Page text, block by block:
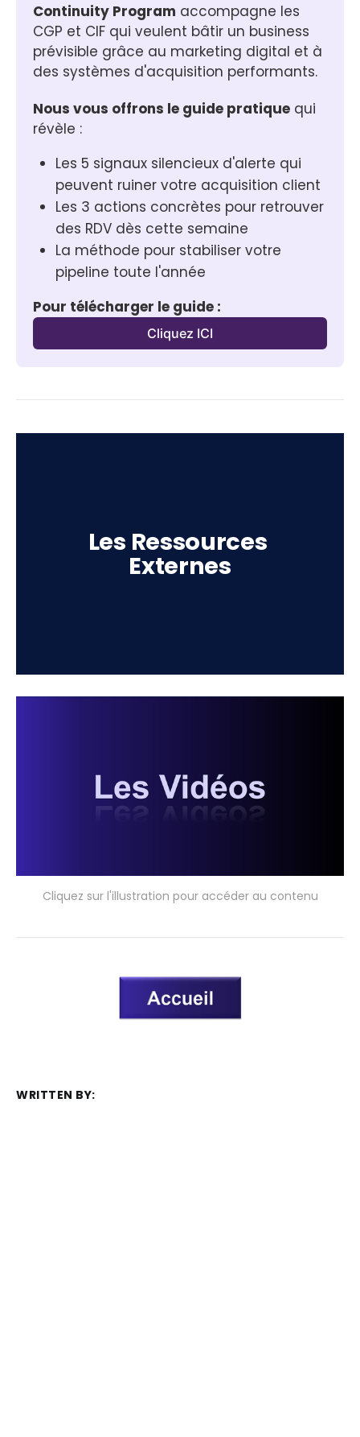
Continuity Program accompagne les
CGP et CIF qui veulent bâtir un business
prévisible grâce au marketing digital et à
des systèmes d'acquisition performants.
Nous vous offrons le guide pratique qui
révèle :
Les 5 signaux silencieux d'alerte qui
peuvent ruiner votre acquisition client
Les 3 actions concrètes pour retrouver
des RDV dès cette semaine
La méthode pour stabiliser votre
pipeline toute l'année
Pour télécharger le guide :
Cliquez ICI
Les Ressources
Externes
Cliquez sur l'illustration pour accéder au contenu
WRITTEN BY: